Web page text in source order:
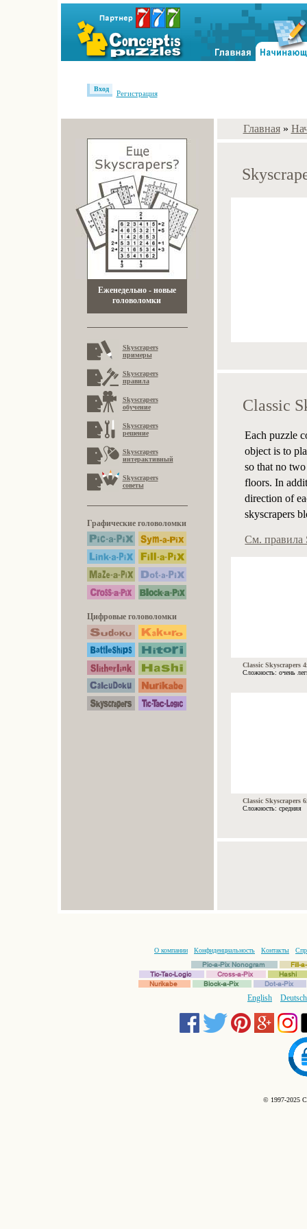
Вход
Регистрация
Еженедельно - новые
головоломки
Skyscrapers
примеры
Skyscrapers
правила
Skyscrapers
обучение
Skyscrapers
решение
Skyscrapers
интерактивный
Skyscrapers
советы
Графические головоломки
Цифровые головоломки
Главная »
Classic
Each puzzle
object is to
so that no
floors. In
direction of
skyscrapers
См. правила
Classic Skyscrapers
Сложность: очень
Classic Skyscrapers
Сложность: средняя
О компании Конфиденциальность Контакты
Pic-a-Pix Nonogram
Fill-
Tic-Tac-Logic
Cross-a-Pix
Hashi
Nurikabe
Block-a-Pix Dot-a-Pix
English Deutsch
© 1997-2025